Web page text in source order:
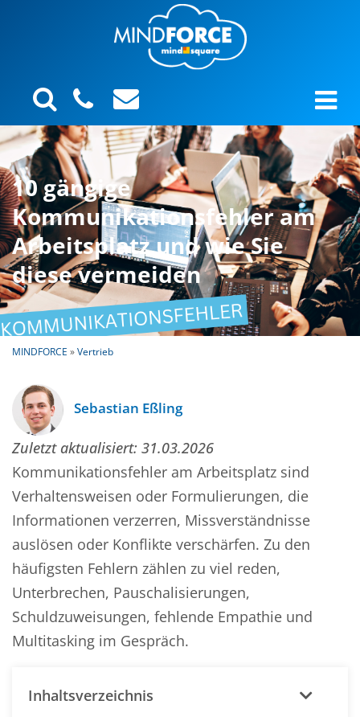
10 gängige
Kommunikationsfehler am
Arbeitsplatz und wie Sie
diese vermeiden
MINDFORCE »Vertrieb
Sebastian Eßling
Zuletzt aktualisiert: 31.03.2026
Kommunikationsfehler am Arbeitsplatz sind
Verhaltensweisen oder Formulierungen, die
Informationen verzerren, Missverständnisse
auslösen oder Konflikte verschärfen. Zu den
häufigsten Fehlern zählen zu viel reden,
Unterbrechen, Pauschalisierungen,
Schuldzuweisungen, fehlende Empathie und
Multitasking im Gespräch.
Inhaltsverzeichnis